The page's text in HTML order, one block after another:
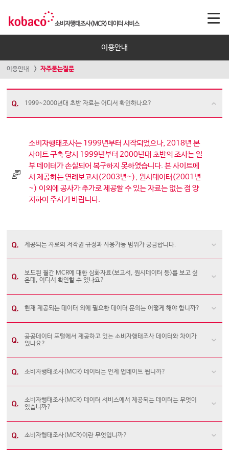
이용안내
이용안내 자주묻는질문
1999~2000년대 초반 자료는 어디서 확인하나요?
소비자행태조사는 1999년부터 시작되었으나, 2018년 본
사이트 구축 당시 1999년부터 2000년대 초반의 조사는 일
부 데이터가 손실되어 복구하지 못하였습니다. 본 사이트에
서 제공하는 연례보고서(2003년~), 원시데이터(2001년
~) 이외에 공사가 추가로 제공할 수 있는 자료는 없는 점 양
지하여 주시기 바랍니다.
제공되는 자료의 저작권 규정과 사용가능 범위가 궁금합니다.
보도된 월간 MCR에 대한 심화자료(보고서, 원시데이터 등)를 보고 싶
은데, 어디서 확인할 수 있나요?
현재 제공되는 데이터 외에 필요한 데이터 문의는 어떻게 해야 합니까?
공공데이터 포털에서 제공하고 있는 소비자행태조사 데이터와 차이가
있나요?
소비자행태조사(MCR) 데이터는 언제 업데이트 됩니까?
소비자행태조사(MCR) 데이터 서비스에서 제공되는 데이터는 무엇이
있습니까?
소비자행태조사(MCR)이란 무엇입니까?